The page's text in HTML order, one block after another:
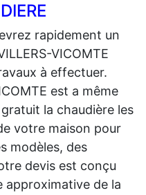
rapidement un
VICOMTE
à effectuer.
est a même
la chaudière les
votre maison pour
modèles, des
devis est conçu
approximative de la